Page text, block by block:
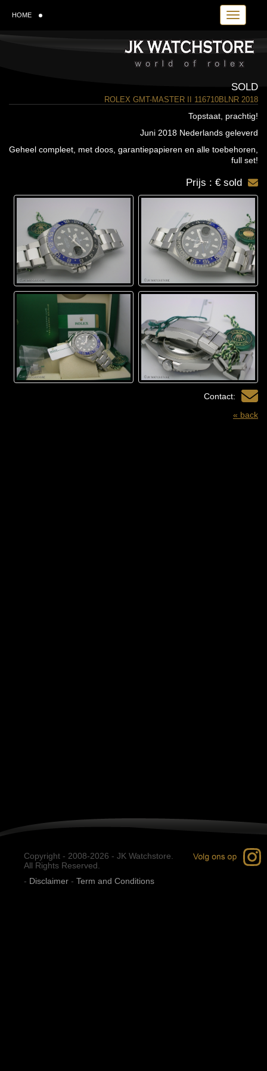
Toggle
HOME
SOLD
ROLEX GMT-MASTER II 116710BLNR 2018
Topstaat, prachtig!
Juni 2018 Nederlands geleverd
Geheel compleet, met doos, garantiepapieren en alle toebehoren,
full set!
Prijs : € sold
Contact:
« back
Copyright - 2008-2026 - JK Watchstore.
All Rights Reserved.
- Disclaimer - Term and Conditions